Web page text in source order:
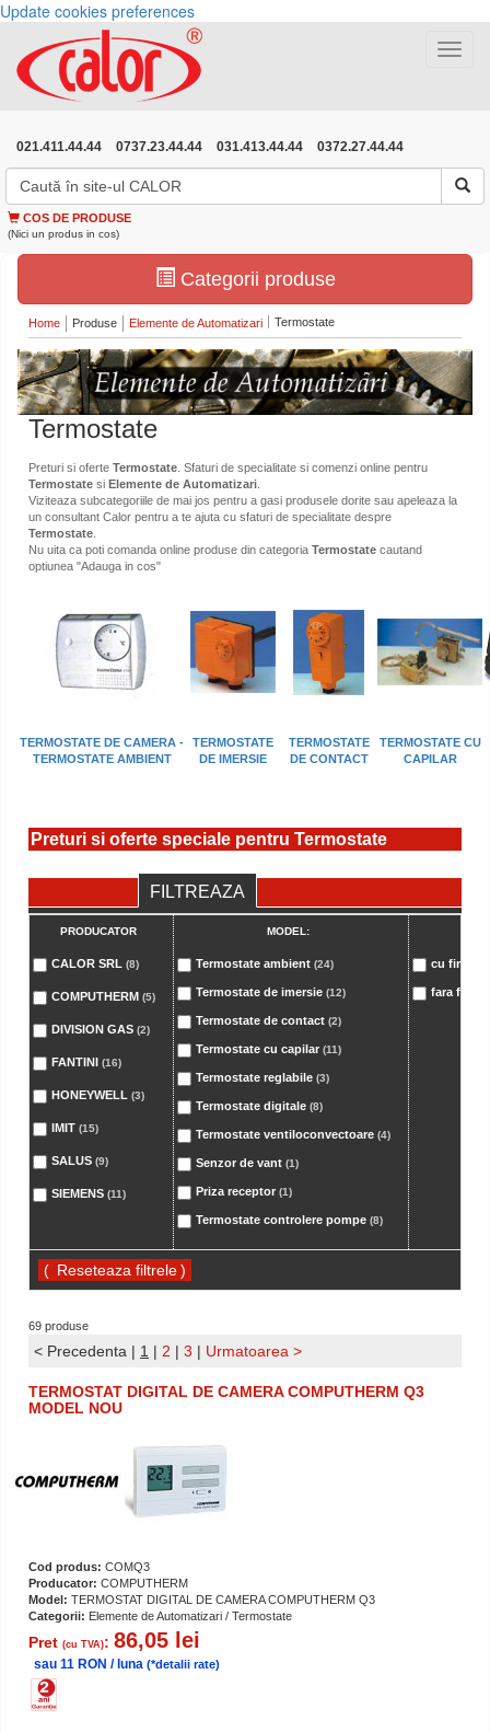
Update cookies preferences
Toggle
021.411.44.44 0737.23.44.44 031.413.44.44 0372.27.44.44
COS DE PRODUSE
(Nici un produs in cos)
Categorii produse
Home Produse Elemente de Automatizari Termostate
Termostate
Preturi si oferte Termostate . Sfaturi de specialitate si comenzi online pentru
Termostate si Elemente de Automatizari
Viziteaza subcategoriile de mai jos pentru a gasi produsele dorite sau apeleaza la
un consultant Calor pentru a te ajuta cu sfaturi de specialitate despre
Termostate
Nu uita ca poti comanda online produse din categoria Termostate cautand
optiunea "Adauga in cos"
TERMOSTATE DE CAMERA -
TERMOSTATE AMBIENT
TERMOSTATE
DE IMERSIE
TERMOSTATE
DE CONTACT
TERMOSTATE CU
CAPILAR
Preturi si oferte speciale pentru Termostate
FILTREAZA
PRODUCATOR
CALOR SRL (8)
COMPUTHERM (5)
DIVISION GAS (2)
FANTINI (16)
HONEYWELL (3)
IMIT (15)
SALUS (9)
SIEMENS (11)
MODEL:
Termostate ambient (24)
Termostate de imersie (12)
Termostate de contact (2)
Termostate cu capilar (11)
Termostate reglabile (3)
Termostate digitale (8)
Termostate ventiloconvectoare (4)
Senzor de vant (1)
Priza receptor (1)
Termostate controlere pompe (8)
cu fir
fara fir -
( )
69 produse
< Precedenta | 1 | 2 | 3 | Urmatoarea >
TERMOSTAT DIGITAL DE CAMERA COMPUTHERM Q3
MODEL NOU
Cod produs: COMQ3
Producator: COMPUTHERM
Model: TERMOSTAT DIGITAL DE CAMERA COMPUTHERM Q3
Categorii: Elemente de Automatizari / Termostate
Pret (cu TVA): 86,05 lei
sau 11 RON / luna (*detalii rate)